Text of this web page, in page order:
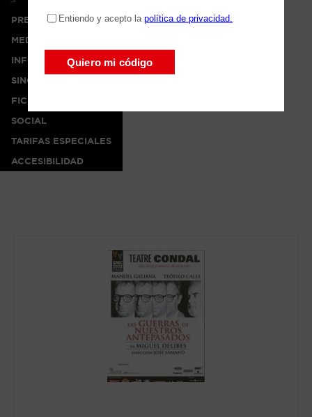
PRENSA
MEDIA
INFO
SINOPSIS
FICHA ARTÍSTICA
SOCIAL
TARIFAS ESPECIALES
ACCESIBILIDAD